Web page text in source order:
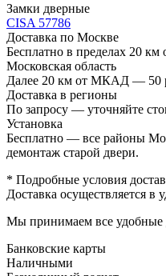
Замки дверные
CISA 57786
Доставка по Москве
Бесплатно в пределах 20
Московская область
Далее 20 км от МКАД — 50
Доставка в регионы
По запросу — уточняйте
Установка
Бесплатно — все районы
демонтаж старой двери.
* Подробные условия
Доставка осуществляется в
Мы принимаем все удобные
Банковские карты
Наличными